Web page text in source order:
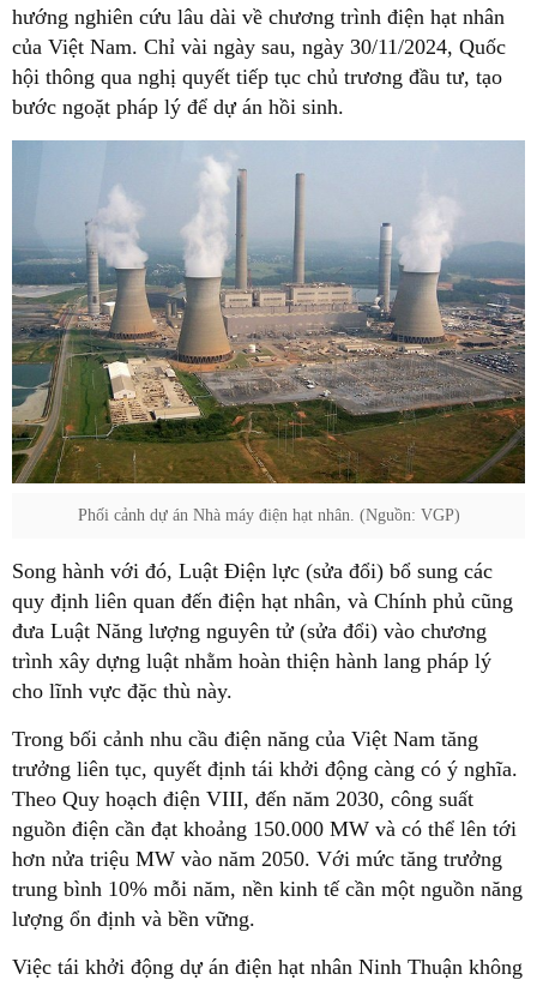
hướng nghiên cứu lâu dài về chương trình điện hạt nhân
của Việt Nam. Chỉ vài ngày sau, ngày 30/11/2024, Quốc
hội thông qua nghị quyết tiếp tục chủ trương đầu tư, tạo
bước ngoặt pháp lý để dự án hồi sinh.
Phối cảnh dự án Nhà máy điện hạt nhân. (Nguồn: VGP)
Song hành với đó, Luật Điện lực (sửa đổi) bổ sung các
quy định liên quan đến điện hạt nhân, và Chính phủ cũng
đưa Luật Năng lượng nguyên tử (sửa đổi) vào chương
trình xây dựng luật nhằm hoàn thiện hành lang pháp lý
cho lĩnh vực đặc thù này.
Trong bối cảnh nhu cầu điện năng của Việt Nam tăng
trưởng liên tục, quyết định tái khởi động càng có ý nghĩa.
Theo Quy hoạch điện VIII, đến năm 2030, công suất
nguồn điện cần đạt khoảng 150.000 MW và có thể lên tới
hơn nửa triệu MW vào năm 2050. Với mức tăng trưởng
trung bình 10% mỗi năm, nền kinh tế cần một nguồn năng
lượng ổn định và bền vững.
Việc tái khởi động dự án điện hạt nhân Ninh Thuận không